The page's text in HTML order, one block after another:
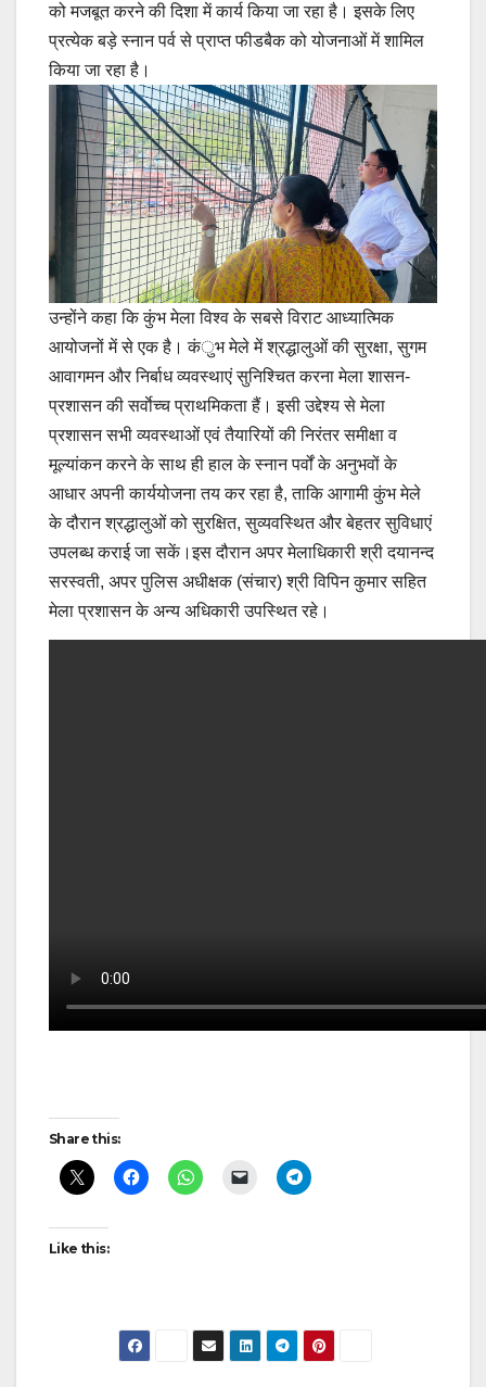
को मजबूत करने की दिशा में कार्य किया जा रहा है। इसके लिए
प्रत्येक बड़े स्नान पर्व से प्राप्त फीडबैक को योजनाओं में शामिल
किया जा रहा है।
उन्होंने कहा कि कुंभ मेला विश्व के सबसे विराट आध्यात्मिक
आयोजनों में से एक है। कंुभ मेले में श्रद्धालुओं की सुरक्षा, सुगम
आवागमन और निर्बाध व्यवस्थाएं सुनिश्चित करना मेला शासन-
प्रशासन की सर्वाेच्च प्राथमिकता हैं। इसी उद्देश्य से मेला
प्रशासन सभी व्यवस्थाओं एवं तैयारियों की निरंतर समीक्षा व
मूल्यांकन करने के साथ ही हाल के स्नान पर्वों के अनुभवों के
आधार अपनी कार्ययोजना तय कर रहा है, ताकि आगामी कुंभ मेले
के दौरान श्रद्धालुओं को सुरक्षित, सुव्यवस्थित और बेहतर सुविधाएं
उपलब्ध कराई जा सकें।इस दौरान अपर मेलाधिकारी श्री दयानन्द
सरस्वती, अपर पुलिस अधीक्षक (संचार) श्री विपिन कुमार सहित
मेला प्रशासन के अन्य अधिकारी उपस्थित रहे।
Post
navigation
Share this:
Like this: